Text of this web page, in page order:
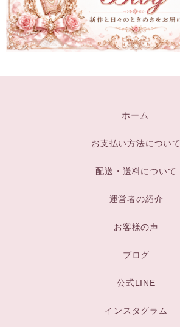
ホーム
お支払い方法について
配送・送料について
運営者の紹介
お客様の声
ブログ
公式LINE
インスタグラム